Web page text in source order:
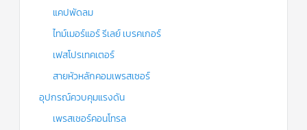
แคปพัดลม
ไทม์เมอร์แอร์ รีเลย์ เบรคเกอร์
เฟสโปรเทคเตอร์
สายหัวหลักคอมเพรสเซอร์
อุปกรณ์ควบคุมแรงดัน
เพรสเชอร์คอนโทรล